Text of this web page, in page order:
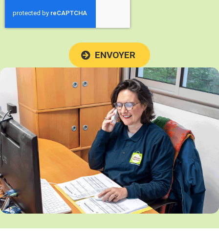
ENVOYER